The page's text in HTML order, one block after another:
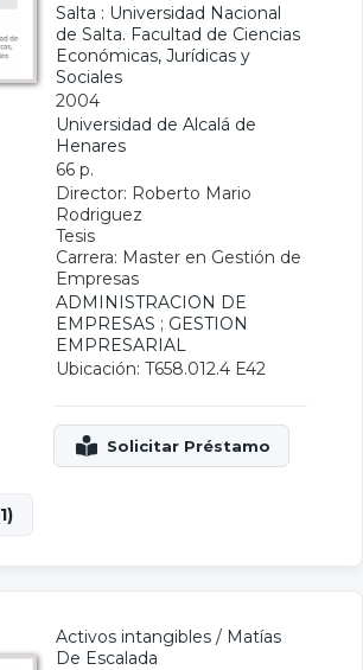
Salta : Universidad Nacional
de Salta. Facultad de Ciencias
Económicas, Jurídicas y
Sociales
2004
Universidad de Alcalá de
Henares
66 p.
Director: Roberto Mario
Rodriguez
Tesis
Carrera: Master en Gestión de
Empresas
ADMINISTRACION DE
EMPRESAS ; GESTION
EMPRESARIAL
Ubicación: T658.012.4 E42
Activos intangibles / Matías
De Escalada